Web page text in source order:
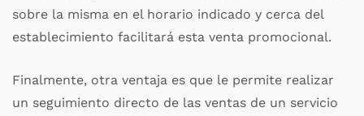
sobre la misma en el horario indicado y cerca del
establecimiento facilitará esta venta promocional.
Finalmente, otra ventaja es que le permite realizar
un seguimiento directo de las ventas de un servicio